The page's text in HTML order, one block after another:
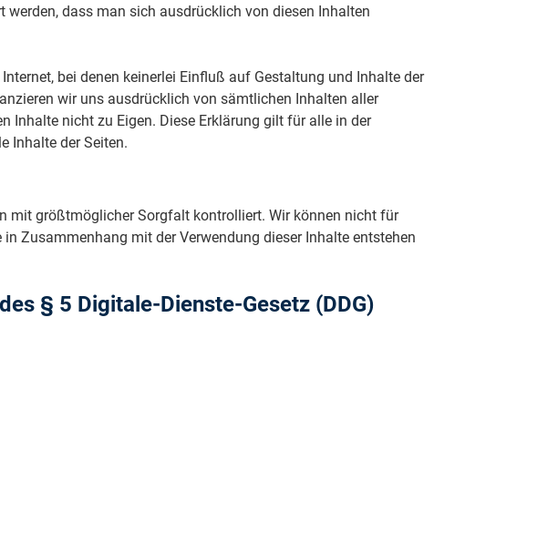
werden, dass man sich ausdrücklich von diesen Inhalten
bei denen keinerlei Einfluß auf Gestaltung und Inhalte der
wir uns ausdrücklich von sämtlichen Inhalten aller
Inhalte nicht zu Eigen. Diese Erklärung gilt für alle in der
Inhalte der Seiten.
mit größtmöglicher Sorgfalt kontrolliert. Wir können nicht für
Zusammenhang mit der Verwendung dieser Inhalte entstehen
§ 5 Digitale-Dienste-Gesetz (DDG)